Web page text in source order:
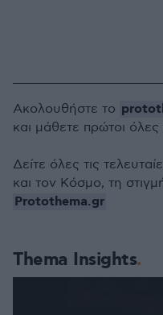
Thema Insights
Ακολουθήστε το
και μάθετε πρώτοι όλες
Δείτε όλες τις
και τον Κόσμο, τη
Protothema.gr